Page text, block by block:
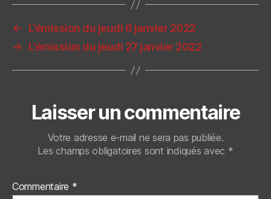
←
L’émission du jeudi 6 janvier 2022
→
L’émission du jeudi 27 janvier 2022
Laisser un commentaire
Votre adresse e-mail ne sera pas publiée.
Les champs obligatoires sont indiqués avec *
Commentaire *